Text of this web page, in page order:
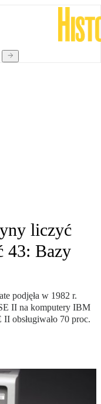
liczyć
43: Bazy
podjęła w 1982 r.
II na komputery IBM
obsługiwało 70 proc.